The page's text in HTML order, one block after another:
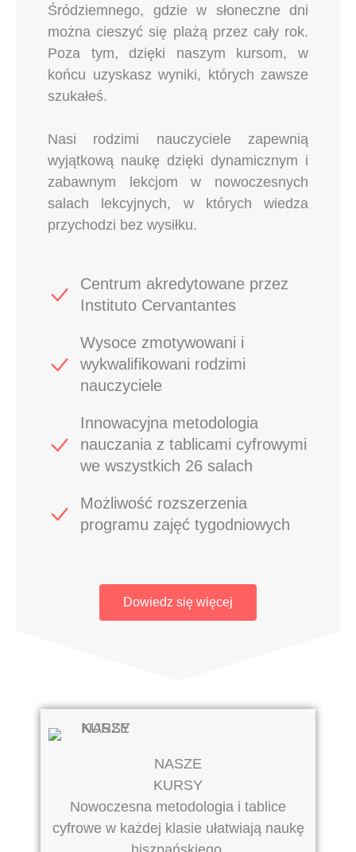
Śródziemnego, gdzie w słoneczne dni
można cieszyć się plażą przez cały rok.
Poza tym, dzięki naszym kursom, w
końcu uzyskasz wyniki, których zawsze
szukałeś.
Nasi rodzimi nauczyciele zapewnią
wyjątkową naukę dzięki dynamicznym i
zabawnym lekcjom w nowoczesnych
salach lekcyjnych, w których wiedza
przychodzi bez wysiłku.
Centrum akredytowane przez
Instituto Cervantantes
Wysoce zmotywowani i
wykwalifikowani rodzimi
nauczyciele
Innowacyjna metodologia
nauczania z tablicami cyfrowymi
we wszystkich 26 salach
Możliwość rozszerzenia
programu zajęć tygodniowych
Dowiedz się więcej
NASZE
KURSY
Nowoczesna metodologia i tablice
cyfrowe w każdej klasie ułatwiają naukę